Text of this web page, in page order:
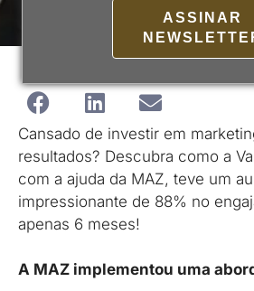
ASSINAR
Cansado de investir em
resultados? Descubra como a
com a ajuda da MAZ, teve um
impressionante de 88% no
apenas 6 meses!
A MAZ implementou uma